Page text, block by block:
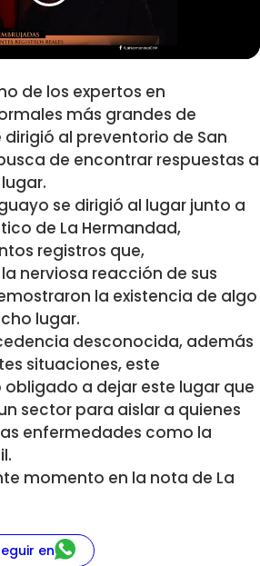
de los expertos en
más grandes de
dirigió al preventorio de San
de encontrar respuestas a
se dirigió al lugar junto a
de La Hermandad,
registros que,
nerviosa reacción de sus
la existencia de algo
lugar.
desconocida, además
situaciones, este
a dejar este lugar que
sector para aislar a quienes
enfermedades como la
momento en la nota de La
en